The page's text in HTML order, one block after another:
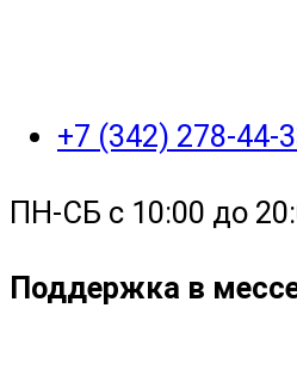
+7 (342) 278-44-
ПН-СБ с 10:00 до
Поддержка в